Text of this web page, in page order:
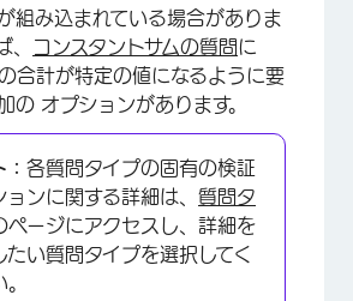
組み込まれている場合がありま
、
コンスタントサムの質問に
合計が特定の値になるように要
の オプションがあります。
各質問タイプの固有の検証
ョンに関する詳細は、 質問タ
ページにアクセスし、詳細を
たい質問タイプを選択してく